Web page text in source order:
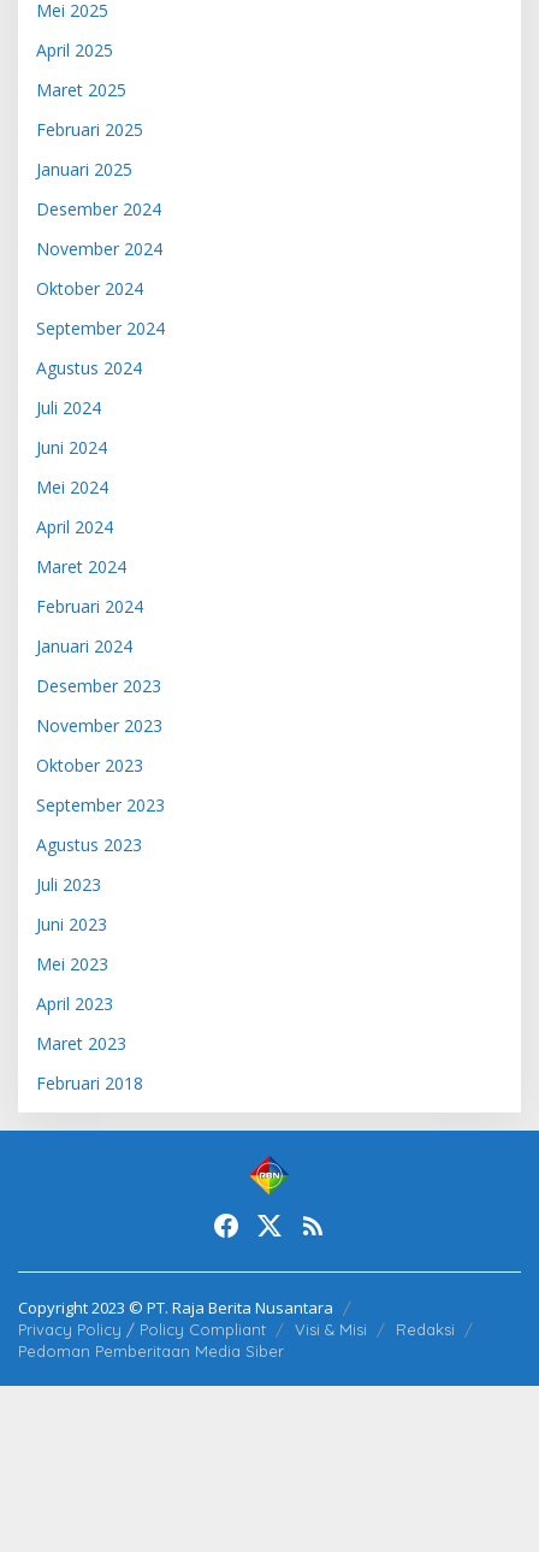
Mei 2025
April 2025
Maret 2025
Februari 2025
Januari 2025
Desember 2024
November 2024
Oktober 2024
September 2024
Agustus 2024
Juli 2024
Juni 2024
Mei 2024
April 2024
Maret 2024
Februari 2024
Januari 2024
Desember 2023
November 2023
Oktober 2023
September 2023
Agustus 2023
Juli 2023
Juni 2023
Mei 2023
April 2023
Maret 2023
Februari 2018
Copyright 2023 © PT. Raja Berita Nusantara
Privacy Policy / Policy Compliant Visi & Misi
Redaksi
Pedoman Pemberitaan Media Siber